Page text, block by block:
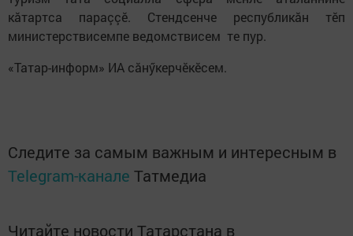
кăтартса параççӗ. Стендсенче республикăн тӗп
министерствисемпе ведомствисем те пур.
«Татар-информ» ИА сăнӳкерчӗкӗсем.
Следите за самым важным и интересным в
Telegram-канале Татмедиа
Читайте новости Татарстана в